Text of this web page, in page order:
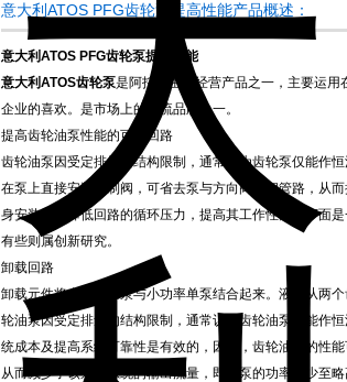
意大利ATOS PFG齿轮泵提高性能产品概述：
意大利ATOS PFG齿轮泵提高性能
意大利ATOS齿轮泵是阿托斯主要经营产品之一，主要运
企业的喜欢。是市场上的主流品牌之一。
提高齿轮油泵性能的可行回路
齿轮油泵因受定排量的结构限制，通常认为齿轮泵仅能作恒
在泵上直接安装控制阀，可省去泵与方向阀之间管路，从
身安装阀可降低回路的循环压力，提高其工作性能。下面
有些则属创新研究。
卸载回路
卸载元件将在大流量泵与小功率单泵结合起来。液体从两
轮油泵因受定排量的结构限制，通常认为齿轮油泵仅能作
统成本及提高系统可靠性是有效的，因而，齿轮油泵的性
从而减少了该泵对系统的输出流量，即将泵的功率减少至